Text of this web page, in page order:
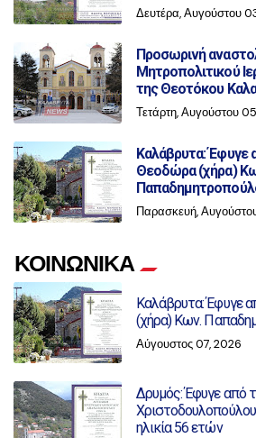
Δευτέρα, Αυγούστου
Προσωρινή
Μητροπολιτικού
της Θεοτόκου
Τετάρτη, Αυγούστου
Καλάβρυτα: Έφυγε
Θεοδώρα (χήρα)
Παρασκευή,
ΚΟΙΝΩΝΙΚΑ
Καλάβρυτα: Έφυγε
(χήρα) Κων.
Αύγουστος 07, 2026
Δρυμός: Έφυγε από
ηλικία 56 ετών